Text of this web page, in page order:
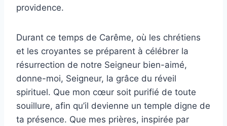
providence.
Durant ce temps de Carême, où les chrétiens
et les croyantes se préparent à célébrer la
résurrection de notre Seigneur bien-aimé,
donne-moi, Seigneur, la grâce du réveil
spirituel. Que mon cœur soit purifié de toute
souillure, afin qu’il devienne un temple digne de
ta présence. Que mes prières, inspirée par